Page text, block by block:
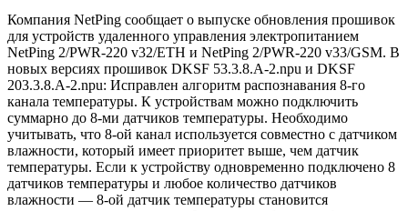
Компания NetPing сообщает о выпуске обновления прошивок
для устройств удаленного управления электропитанием
NetPing 2/PWR-220 v32/ETH и NetPing 2/PWR-220 v33/GSM. В
новых версиях прошивок DKSF 53.3.8.A-2.npu и DKSF
203.3.8.A-2.npu: Исправлен алгоритм распознавания 8-го
канала температуры. К устройствам можно подключить
суммарно до 8-ми датчиков температуры. Необходимо
учитывать, что 8-ой канал используется совместно с датчиком
влажности, который имеет приоритет выше, чем датчик
температуры. Если к устройству одновременно подключено 8
датчиков температуры и любое количество датчиков
влажности ― 8-ой датчик температуры становится